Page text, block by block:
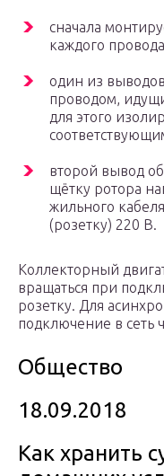
сначала
каждого
один из
проводом,
для этого
второй вывод
щётку ротора
жильного
(розетку) 220 В.
Коллекторный
вращаться при
розетку. Для
подключение в сеть
Общество
18.09.2018
Как хранить